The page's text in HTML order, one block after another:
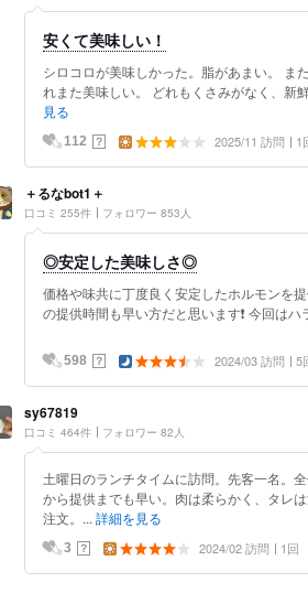
安くて美味しい！
シロコロが美味しかった。脂があまい。 ま
れまた美味しい。 どれもくさみがなく、新
見る
112 ？ 2025/11 訪問 1
＋るなbot1＋
口コミ 255件 フォロワー 853人
◎安定した美味しさ◎
価格や味共に丁度良く安定したホルモンを
の提供時間も早い方だと思います❗️ 今回はハ
598 ？ 2024/03 訪問 5
sy67819
口コミ 464件 フォロワー 82人
土曜日のランチタイムに訪問。先客一名。
から提供までも早い。肉は柔らかく、タレ
注文。... 詳細を見る
3 ？ 2024/02 訪問 1回